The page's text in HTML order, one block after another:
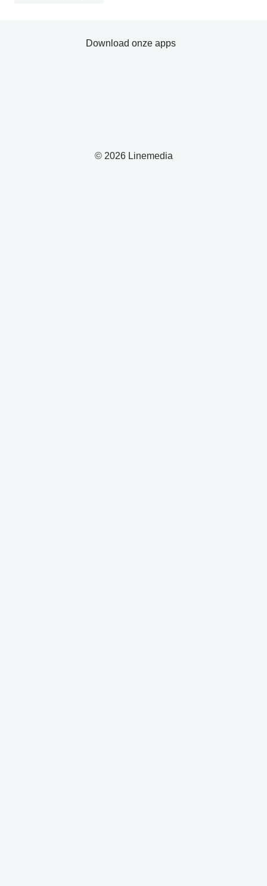
© 2026 Linemedia
Download onze apps